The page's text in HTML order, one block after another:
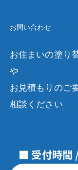
お問い合わせ
お住まいの塗り
や
お見積もりのご
相談ください
■ 受付時間 /